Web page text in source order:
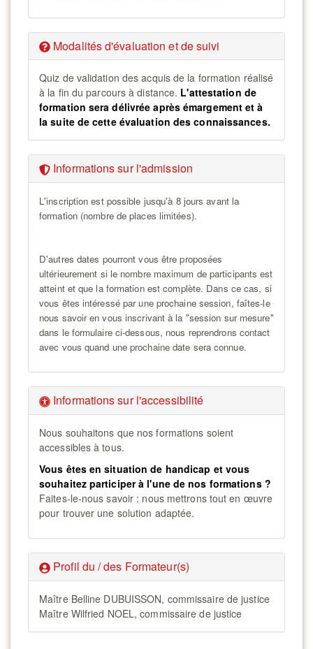
Modalités d'évaluation et de suivi
Quiz de validation des acquis de la formation réalisé
à la fin du parcours à distance. L'attestation de
formation sera délivrée après émargement et à
la suite de cette évaluation des connaissances.
Informations sur l'admission
L'inscription est possible jusqu'à 8 jours avant la
formation (nombre de places limitées).
D'autres dates pourront vous être proposées
ultérieurement si le nombre maximum de participants est
atteint et que la formation est complète. Dans ce cas, si
vous êtes intéressé par une prochaine session, faîtes-le
nous savoir en vous inscrivant à la "session sur mesure"
dans le formulaire ci-dessous, nous reprendrons contact
avec vous quand une prochaine date sera connue.
Informations sur l'accessibilité
Nous souhaitons que nos formations soient
accessibles à tous.
Vous êtes en situation de handicap et vous
souhaitez participer à l'une de nos formations ?
Faites-le-nous savoir : nous mettrons tout en œuvre
pour trouver une solution adaptée.
Profil du / des Formateur(s)
Maître Belline DUBUISSON, commissaire de justice
Maître Wilfried NOEL, commissaire de justice